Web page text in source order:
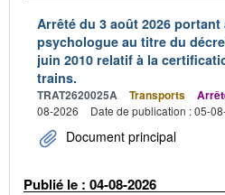
Arrêté du 3 août 2026 portant
psychologue au titre du
juin 2010 relatif à la
trains.
TRAT2620025A Transports
08-2026
Date de publication : 05-
Document principal
Publié le : 04-08-2026